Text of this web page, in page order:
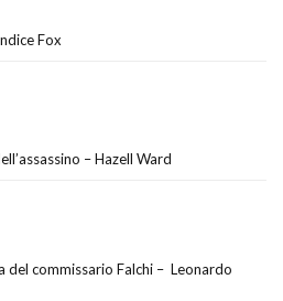
Fox
– Hazell Ward
del commissario Falchi – Leonardo